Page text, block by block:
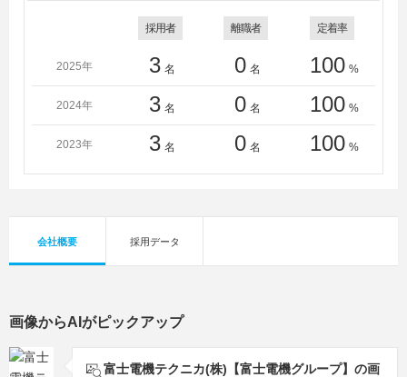
採用者 離職者 定着率
2025年 3 名 0 名 100 %
2024年 3 名 0 名 100 %
2023年 3 名 0 名 100 %
会社概要 採用データ
画像からAIがピックアップ
富士電機テクニカ(株)【富士電機グループ】の画